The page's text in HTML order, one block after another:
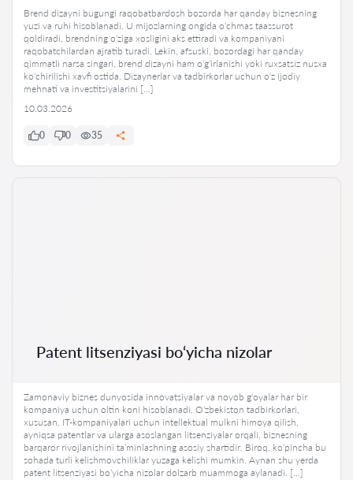
Brend dizayni bugungi raqobatbardosh bozorda har qanday biznesning
yuzi va ruhi hisoblanadi. U mijozlarning ongida o‘chmas taassurot
qoldiradi, brendning o‘ziga xosligini aks ettiradi va kompaniyani
raqobatchilardan ajratib turadi. Lekin, afsuski, bozordagi har qanday
qimmatli narsa singari, brend dizayni ham o‘g‘irlanishi yoki ruxsatsiz nusxa
ko‘chirilishi xavfi ostida. Dizaynerlar va tadbirkorlar uchun o‘z ijodiy
mehnati va investitsiyalarini […]
10.03.2026
0 0 35
Patent litsenziyasi bo‘yicha nizolar
Zamonaviy biznes dunyosida innovatsiyalar va noyob g‘oyalar har bir
kompaniya uchun oltin koni hisoblanadi. O‘zbekiston tadbirkorlari,
xususan, IT-kompaniyalari uchun intellektual mulkni himoya qilish,
ayniqsa patentlar va ularga asoslangan litsenziyalar orqali, biznesning
barqaror rivojlanishini ta’minlashning asosiy shartidir. Biroq, ko‘pincha bu
sohada turli kelishmovchiliklar yuzaga kelishi mumkin. Aynan shu yerda
patent litsenziyasi bo‘yicha nizolar dolzarb muammoga aylanadi. […]